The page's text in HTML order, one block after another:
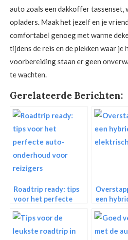
auto zoals een dakkoffer tassenset,
opladers. Maak het jezelf en je
comfortabel genoeg met warme
tijdens de reis en de plekken waar je
voorbereiding staan er geen
te wachten.
Gerelateerde Berichten:
Roadtrip ready: tips
voor het perfecte
voor reizigers
een